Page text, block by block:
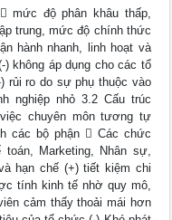
mức độ phân khâu thấp,
trung, mức độ chính thức
hành nhanh, linh hoạt và
không áp dụng cho các tổ
rủi ro do sự phụ thuộc vào
nghiệp nhỏ 3.2 Cấu trúc
chuyên môn tương tự
các bộ phận  Các chức
Marketing, Nhân sự,
hạn chế (+) tiết kiệm chi
tính kinh tế nhờ quy mô,
cảm thấy thoải mái hơn